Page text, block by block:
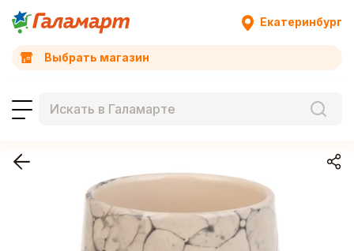
Екатеринбург
Выбрать магазин